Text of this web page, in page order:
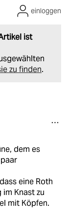
ist
zu finden.
einloggen
dem es
eine Roth
Knast zu
mit Köpfen.